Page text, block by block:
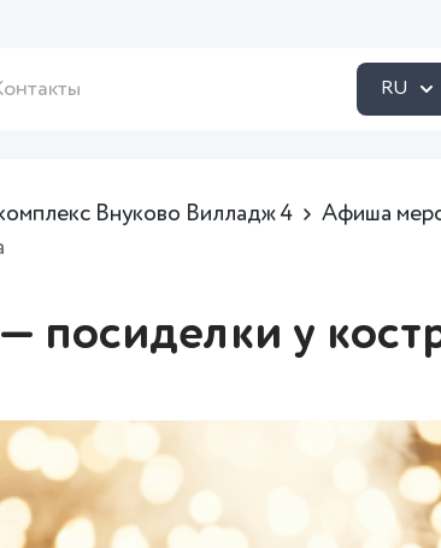
RU
Внуково Вилладж 4
Афиша
посиделки у